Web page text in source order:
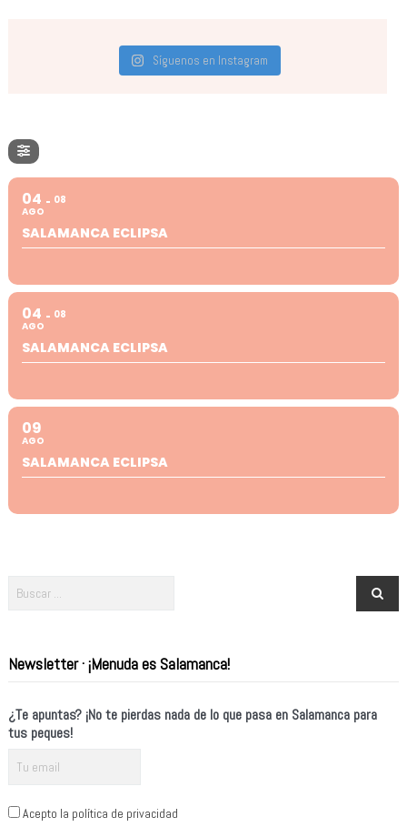
Síguenos en Instagram
04
AGO
08
SALAMANCA ECLIPSA
04
AGO
08
SALAMANCA ECLIPSA
09
AGO
SALAMANCA ECLIPSA
Newsletter · ¡Menuda es Salamanca!
¿Te apuntas? ¡No te pierdas nada de lo que pasa en Salamanca para
tus peques!
Acepto la política de privacidad